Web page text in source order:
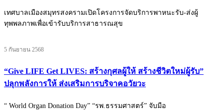
เทศบาลเมืองสมุทรสงครามเปิดโครงการจัดบริการพาหนะรับ-ส่งผู้
ทุพพลภาพเพื่อเข้ารับบริการสาธารณสุข
5 กันยายน 2568
“Give LIFE Get LIVES: สร้างกุศลผู้ให้ สร้างชีวิตใหม่ผู้รับ”
ปลุกพลังการให้ ส่งเสริมการบริจาคอวัยวะ
“ World Organ Donation Day” “รพ.ธรรมศาสตร์” จับมือ